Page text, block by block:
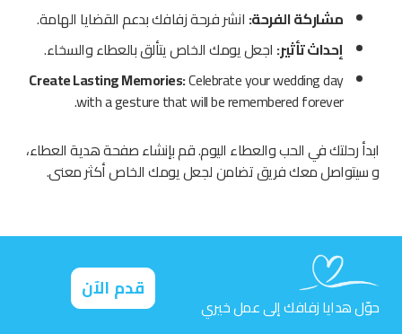
مشاركة الفرحة: انشر فرحة زفافك بدعم القضايا الهامة.
إحداث تأثير: اجعل يومك الخاص يتألق بالعطاء والسخاء.
Create Lasting Memories:Celebrate your wedding day
with a gesture that will be remembered forever.
ابدأ رحلتك في الحب والعطاء اليوم. قم بإنشاء صفحة هدية العطاء،
و سيتواصل معك فريق تضامن لجعل يومك الخاص أكثر معنى.
حوّل هدايا زفافك إلى عمل خيري
قدم الآن